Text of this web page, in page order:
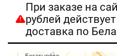
При заказе на
рублей
доставка по